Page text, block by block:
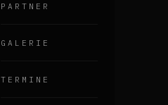
PARTNER
GALERIE
TERMINE